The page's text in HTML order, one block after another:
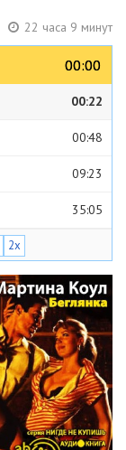
22 часа 9 минут
00:00
00:00
00:22
00:48
09:23
35:05
27:46
28:30
28:04
26:22
23:16
2x